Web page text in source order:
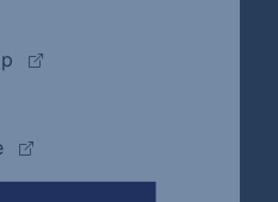
ugrik)
(külső oldalra ugrik)
(külső oldalra ugrik)